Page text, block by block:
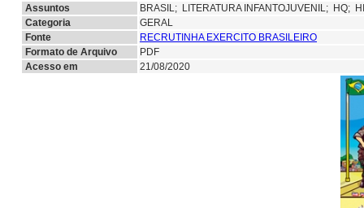
Assuntos
BRASIL; LITERATURA INFANTOJUVENIL; HQ;
Categoria
GERAL
Fonte
RECRUTINHA EXERCITO BRASILEIRO
Formato de Arquivo
PDF
Acesso em
21/08/2020